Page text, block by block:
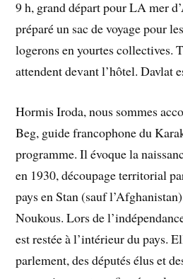
9 h, grand départ pour LA mer
préparé un sac de voyage pour
logerons en yourtes collectives.
attendent devant l’hôtel. Davlat
Hormis Iroda, nous sommes
Beg, guide francophone du
programme. Il évoque la
en 1930, découpage territorial
pays en Stan (sauf
Noukous. Lors de
est restée à l’intérieur du pays.
parlement, des députés élus et